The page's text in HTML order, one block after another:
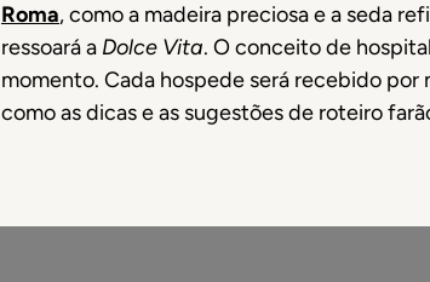
Roma, como a madeira preciosa e a seda
ressoará a Dolce Vita. O conceito de
momento. Cada hospede será recebido por
como as dicas e as sugestões de roteiro